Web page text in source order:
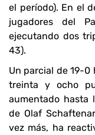
el período). En el
jugadores del
ejecutando dos
43).
Un parcial de 19-0
treinta y ocho
aumentado hasta
de Olaf
vez más, ha